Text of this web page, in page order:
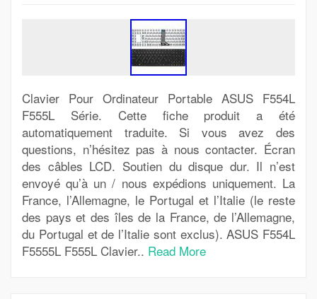
Clavier Pour Ordinateur Portable ASUS F554L
F555L Série. Cette fiche produit a été
automatiquement traduite. Si vous avez des
questions, n’hésitez pas à nous contacter. Écran
des câbles LCD. Soutien du disque dur. Il n’est
envoyé qu’à un / nous expédions uniquement. La
France, l’Allemagne, le Portugal et l’Italie (le reste
des pays et des îles de la France, de l’Allemagne,
du Portugal et de l’Italie sont exclus). ASUS F554L
F5555L F555L Clavier.. Read More